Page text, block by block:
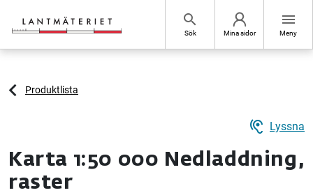
search
Sök Mina sidor
menu
Meny
Produktlista
hearing Lyssna
Karta 1:50 000 Nedladdning,
raster